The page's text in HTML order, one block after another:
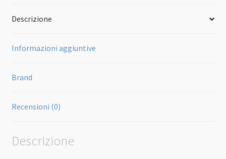
Descrizione
Informazioni aggiuntive
Brand
Recensioni (0)
Descrizione